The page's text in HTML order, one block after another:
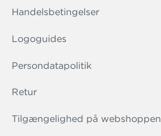
Handelsbetingelser
Logoguides
Persondatapolitik
Retur
Tilgængelighed på webshoppen